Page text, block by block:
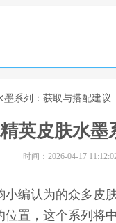
墨系列：获取与搭配建议
英皮肤水墨
时间：2026-04-17
编认为的众多皮
位置，这个系列将